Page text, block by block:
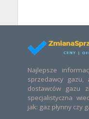
Najlepsze
sprzedawcy
dostawców gazu
specjalistyczna
jak: gaz płynny czy